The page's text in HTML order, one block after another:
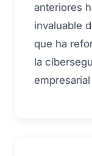
anteriores
invaluable
que ha
la